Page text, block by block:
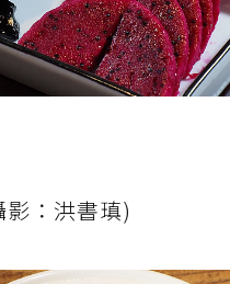
：洪書瑱)